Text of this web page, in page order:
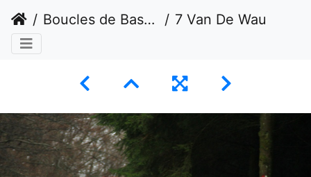
Boucles de Bastogne 7 Van De Wauwer/Paisse